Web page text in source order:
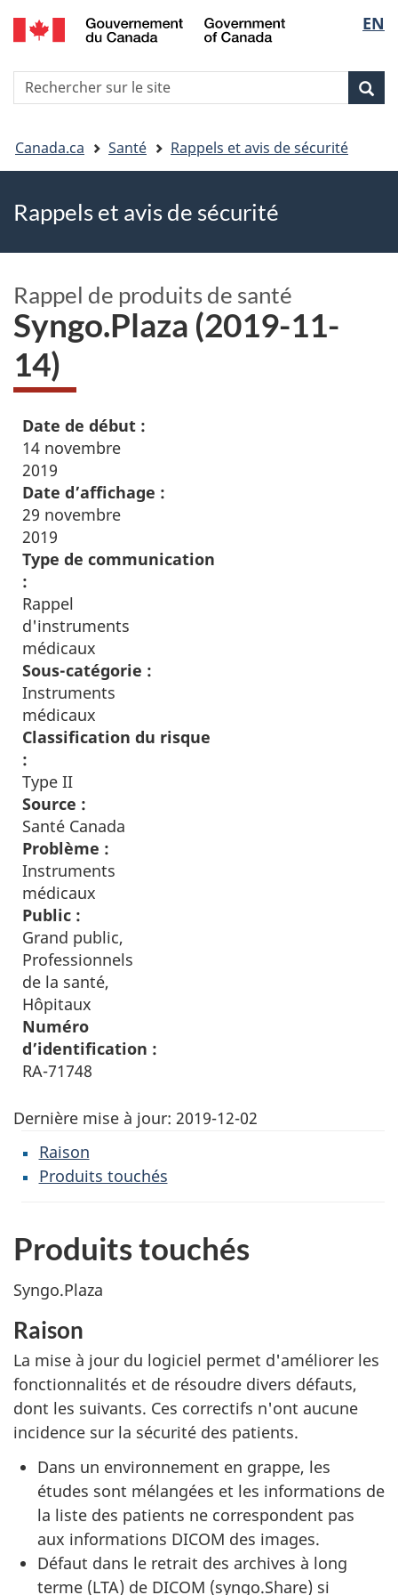
Skip
to
Skip
to
Passer
à
HTML
de
la
EN
Recherche
Vous
êtes
ici
Canada.ca Santé Rappels et avis de sécurité
Rappels et avis de sécurité
Rappel de produits de santé
Syngo.Plaza (2019-11-
14)
Date de début :
14 novembre
2019
Date d’affichage :
29 novembre
2019
Type de communication
:
Rappel
d'instruments
médicaux
Sous-catégorie :
Instruments
médicaux
Classification du risque
:
Type II
Source :
Santé Canada
Problème :
Instruments
médicaux
Public :
Grand public,
Professionnels
de la santé,
Hôpitaux
Numéro
d’identification :
RA-71748
Dernière mise à jour: 2019-12-02
Raison
Produits touchés
Produits touchés
Syngo.Plaza
Raison
La mise à jour du logiciel permet d'améliorer les
fonctionnalités et de résoudre divers défauts,
dont les suivants. Ces correctifs n'ont aucune
incidence sur la sécurité des patients.
Dans un environnement en grappe, les
études sont mélangées et les informations de
la liste des patients ne correspondent pas
aux informations DICOM des images.
Défaut dans le retrait des archives à long
terme (LTA) de DICOM (syngo.Share) si